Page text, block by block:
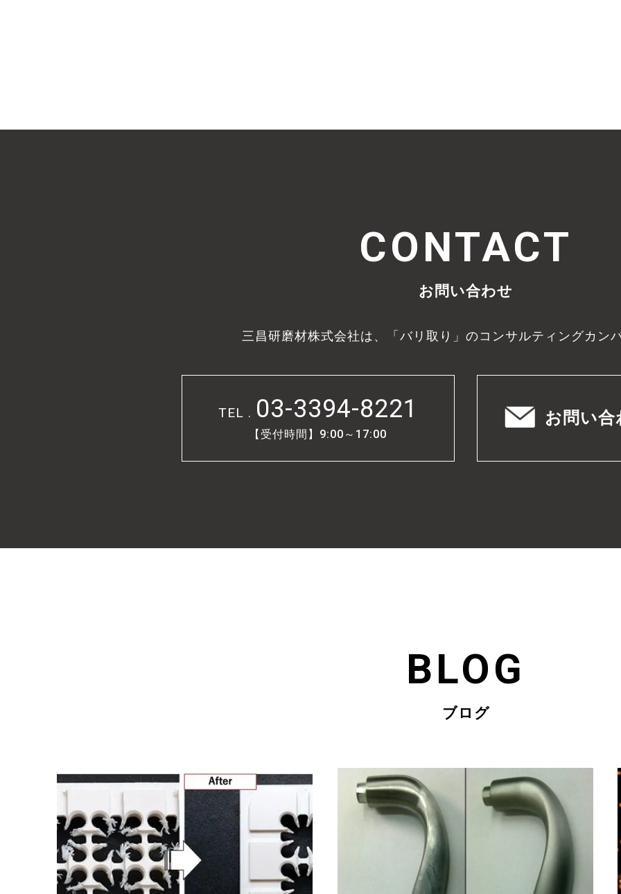
CONTACT
お問い合わせ
三昌研磨材株式会社は、「バリ取り」のコンサルティングカン
TEL . 03-3394-8221
【受付時間】9:00～17:00
お問い
BLOG
ブログ